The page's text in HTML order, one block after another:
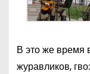
В это же время
журавликов,